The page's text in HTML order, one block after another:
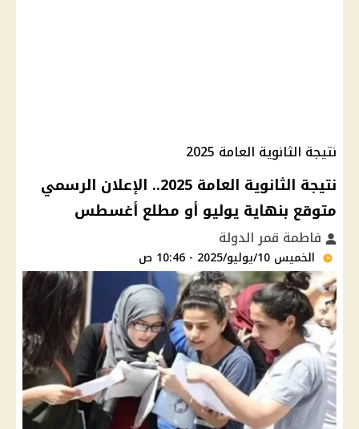
نتيجة الثانوية العامة 2025
نتيجة الثانوية العامة 2025.. الإعلان الرسمي
متوقع بنهاية يوليو أو مطلع أغسطس
فاطمة قمر الدولة
الخميس 10/يوليو/2025 - 10:46 ص